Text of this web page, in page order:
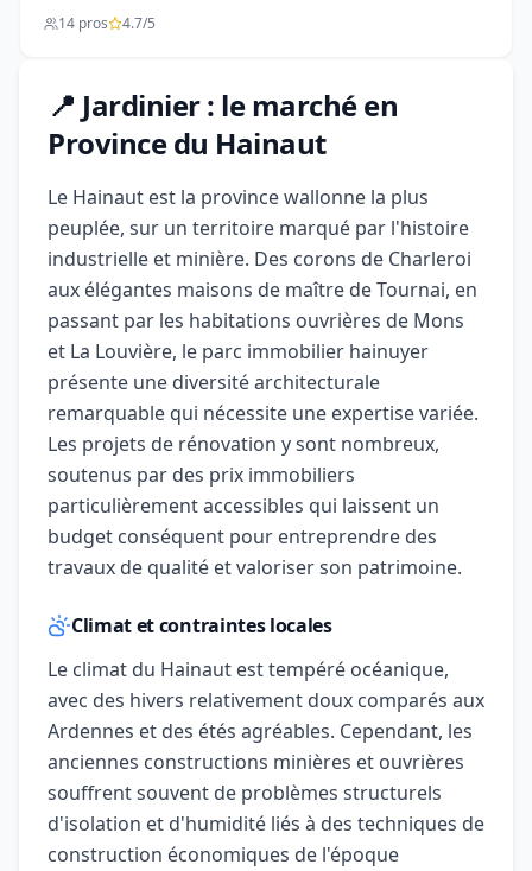
14 pros 4.7/5
📍 Jardinier : le marché en
Province du Hainaut
Le Hainaut est la province wallonne la plus
peuplée, sur un territoire marqué par l'histoire
industrielle et minière. Des corons de Charleroi
aux élégantes maisons de maître de Tournai, en
passant par les habitations ouvrières de Mons
et La Louvière, le parc immobilier hainuyer
présente une diversité architecturale
remarquable qui nécessite une expertise variée.
Les projets de rénovation y sont nombreux,
soutenus par des prix immobiliers
particulièrement accessibles qui laissent un
budget conséquent pour entreprendre des
travaux de qualité et valoriser son patrimoine.
Climat et contraintes locales
Le climat du Hainaut est tempéré océanique,
avec des hivers relativement doux comparés aux
Ardennes et des étés agréables. Cependant, les
anciennes constructions minières et ouvrières
souffrent souvent de problèmes structurels
d'isolation et d'humidité liés à des techniques de
construction économiques de l'époque